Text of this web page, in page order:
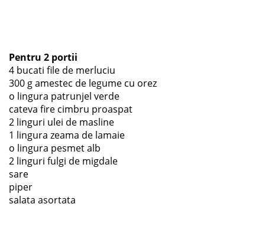
Pentru 2 portii
4 bucati file de merluciu
300 g amestec de legume cu orez
o lingura patrunjel verde
cateva fire cimbru proaspat
2 linguri ulei de masline
1 lingura zeama de lamaie
o lingura pesmet alb
2 linguri fulgi de migdale
sare
piper
salata asortata